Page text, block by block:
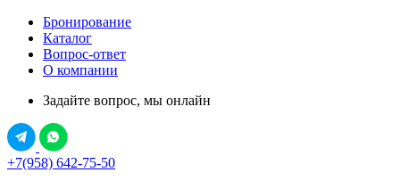
Бронирование
Каталог
Вопрос-ответ
О компании
Задайте вопрос, мы онлайн
+7(958) 642-75-50